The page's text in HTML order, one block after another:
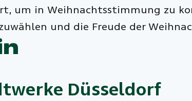
um in Weihnachtsstimmung zu
und die Freude der
Düsseldorf